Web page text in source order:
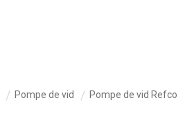
Pompe de vid Pompe de vid Refco